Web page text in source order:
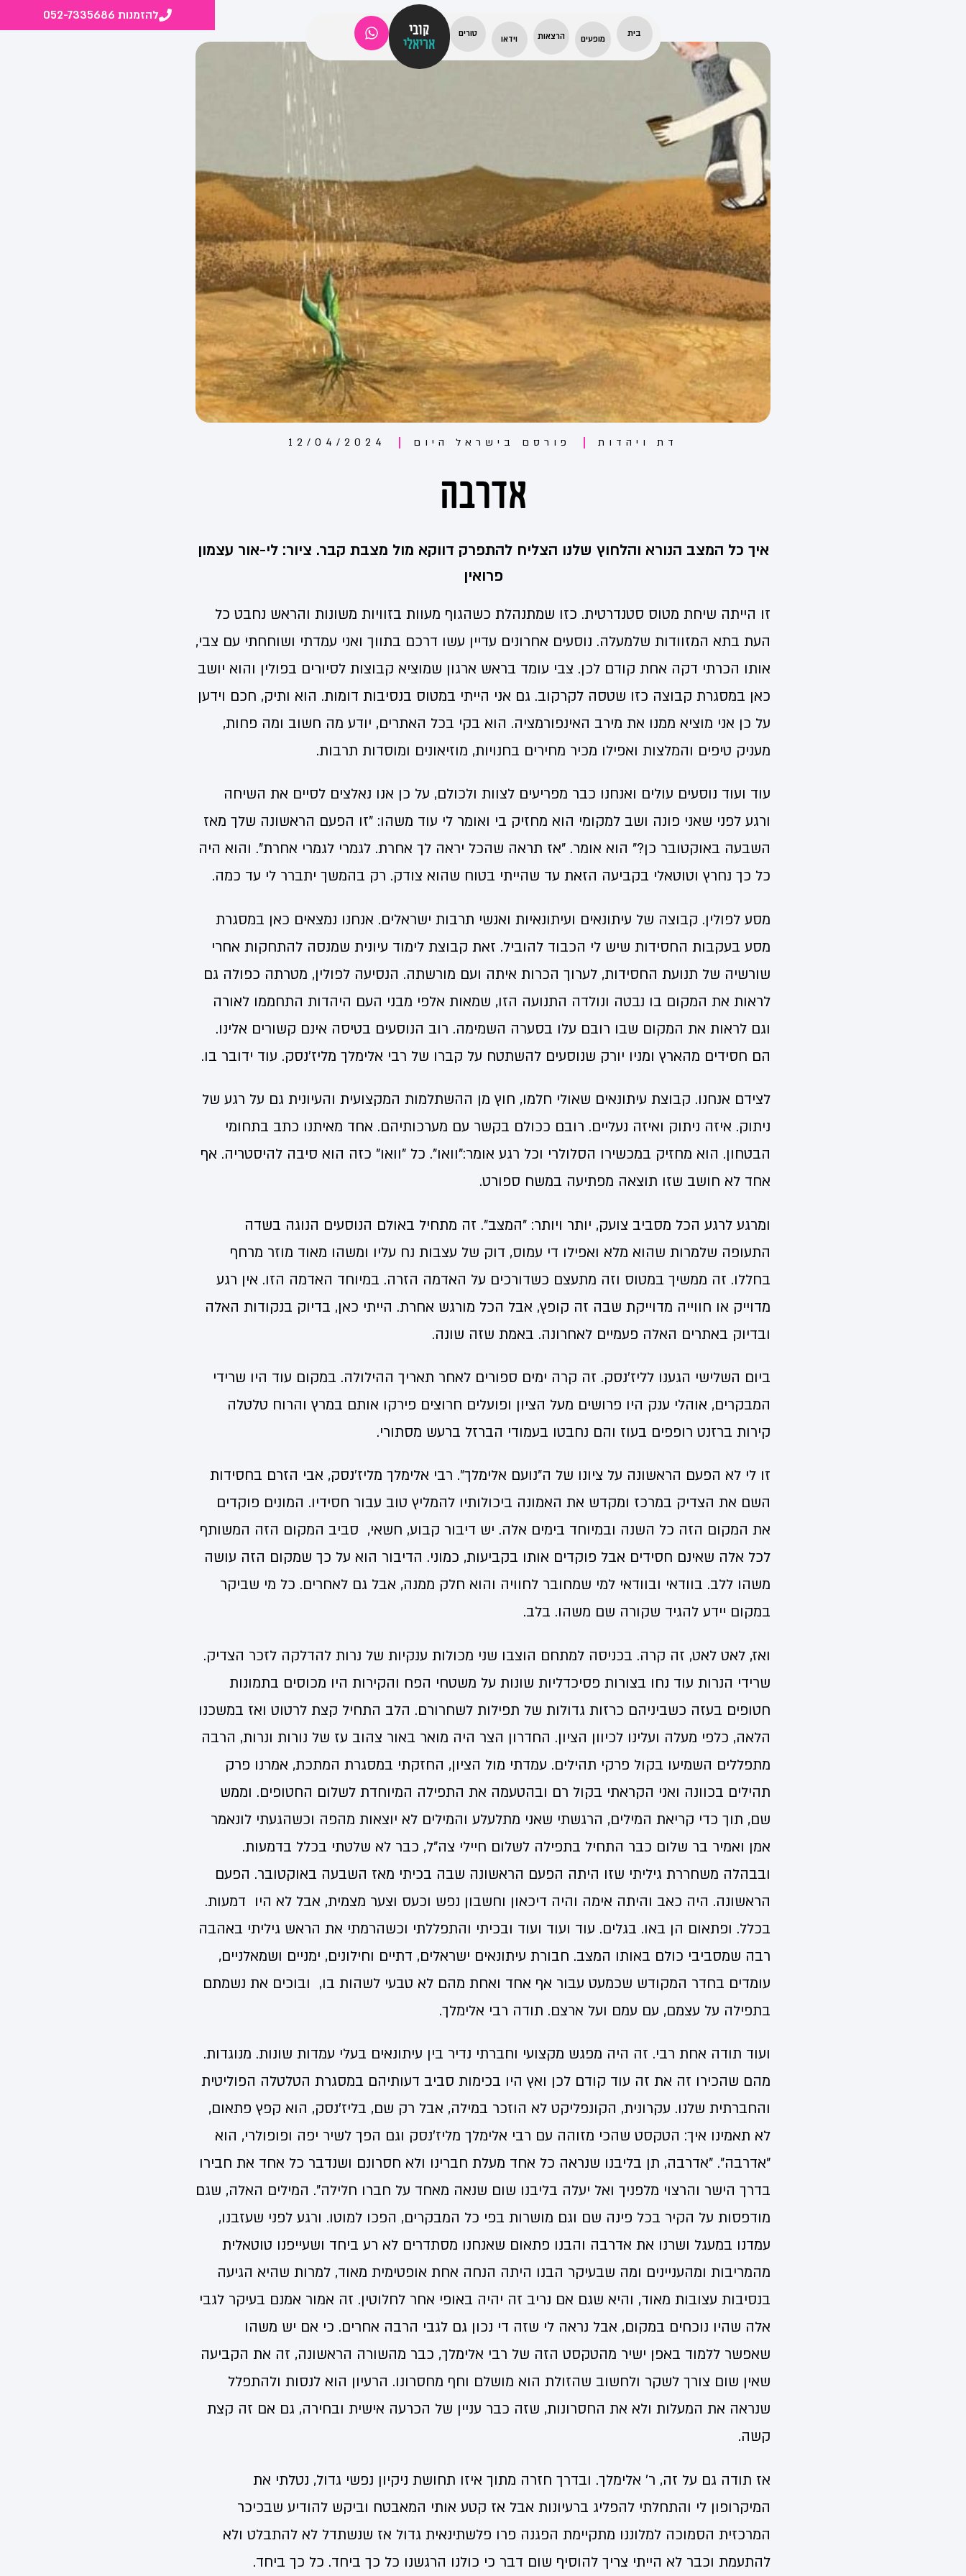
בית
מופעים הרצאות וידאו
טורים
קובי
אריאלי
להזמנות 052-7335686
דת ויהדות פורסם ב ישראל היום 12/04/2024
אדרבה
איך כל המצב הנורא והלחוץ שלנו הצליח להתפרק דווקא מול מצבת קבר. ציור: לי-אור עצמון
פרואין
זו הייתה שיחת מטוס סטנדרטית. כזו שמתנהלת כשהגוף מעוות בזוויות משונות והראש נחבט כל
העת בתא המזוודות שלמעלה. נוסעים אחרונים עדיין עשו דרכם בתווך ואני עמדתי ושוחחתי עם צבי,
אותו הכרתי דקה אחת קודם לכן. צבי עומד בראש ארגון שמוציא קבוצות לסיורים בפולין והוא יושב
כאן במסגרת קבוצה כזו שטסה לקרקוב. גם אני הייתי במטוס בנסיבות דומות. הוא ותיק, חכם וידען
על כן אני מוציא ממנו את מירב האינפורמציה. הוא בקי בכל האתרים, יודע מה חשוב ומה פחות,
מעניק טיפים והמלצות ואפילו מכיר מחירים בחנויות, מוזיאונים ומוסדות תרבות.
עוד ועוד נוסעים עולים ואנחנו כבר מפריעים לצוות ולכולם, על כן אנו נאלצים לסיים את השיחה
ורגע לפני שאני פונה ושב למקומי הוא מחזיק בי ואומר לי עוד משהו: "זו הפעם הראשונה שלך מאז
השבעה באוקטובר כן?" הוא אומר. "אז תראה שהכל יראה לך אחרת. לגמרי לגמרי אחרת". והוא היה
כל כך נחרץ וטוטאלי בקביעה הזאת עד שהייתי בטוח שהוא צודק. רק בהמשך יתברר לי עד כמה.
מסע לפולין. קבוצה של עיתונאים ועיתונאיות ואנשי תרבות ישראלים. אנחנו נמצאים כאן במסגרת
מסע בעקבות החסידות שיש לי הכבוד להוביל. זאת קבוצת לימוד עיונית שמנסה להתחקות אחרי
שורשיה של תנועת החסידות, לערוך הכרות איתה ועם מורשתה. הנסיעה לפולין, מטרתה כפולה גם
לראות את המקום בו נבטה ונולדה התנועה הזו, שמאות אלפי מבני העם היהדות התחממו לאורה
וגם לראות את המקום שבו רובם עלו בסערה השמימה. רוב הנוסעים בטיסה אינם קשורים אלינו.
הם חסידים מהארץ ומניו יורק שנוסעים להשתטח על קברו של רבי אלימלך מליז'נסק. עוד ידובר בו.
לצידם אנחנו. קבוצת עיתונאים שאולי חלמו, חוץ מן ההשתלמות המקצועית והעיונית גם על רגע של
ניתוק. איזה ניתוק ואיזה נעליים. רובם ככולם בקשר עם מערכותיהם. אחד מאיתנו כתב בתחומי
הבטחון. הוא מחזיק במכשירו הסלולרי וכל רגע אומר:"וואו". כל "וואו" כזה הוא סיבה להיסטריה. אף
אחד לא חושב שזו תוצאה מפתיעה במשח ספורט.
ומרגע לרגע הכל מסביב צועק, יותר ויותר: "המצב". זה מתחיל באולם הנוסעים הנוגה בשדה
התעופה שלמרות שהוא מלא ואפילו די עמוס, דוק של עצבות נח עליו ומשהו מאוד מוזר מרחף
בחללו. זה ממשיך במטוס וזה מתעצם כשדורכים על האדמה הזרה. במיוחד האדמה הזו. אין רגע
מדוייק או חווייה מדוייקת שבה זה קופץ, אבל הכל מורגש אחרת. הייתי כאן, בדיוק בנקודות האלה
ובדיוק באתרים האלה פעמיים לאחרונה. באמת שזה שונה.
ביום השלישי הגענו לליז'נסק. זה קרה ימים ספורים לאחר תאריך ההילולה. במקום עוד היו שרידי
המבקרים, אוהלי ענק היו פרושים מעל הציון ופועלים חרוצים פירקו אותם במרץ והרוח טלטלה
קירות ברזנט רופפים בעוז והם נחבטו בעמודי הברזל ברעש מסתורי.
זו לי לא הפעם הראשונה על ציונו של ה"נועם אלימלך". רבי אלימלך מליז'נסק, אבי הזרם בחסידות
השם את הצדיק במרכז ומקדש את האמונה ביכולותיו להמליץ טוב עבור חסידיו. המונים פוקדים
את המקום הזה כל השנה ובמיוחד בימים אלה. יש דיבור קבוע, חשאי, סביב המקום הזה המשותף
לכל אלה שאינם חסידים אבל פוקדים אותו בקביעות, כמוני. הדיבור הוא על כך שמקום הזה עושה
משהו ללב. בוודאי ובוודאי למי שמחובר לחוויה והוא חלק ממנה, אבל גם לאחרים. כל מי שביקר
במקום יידע להגיד שקורה שם משהו. בלב.
ואז, לאט לאט, זה קרה. בכניסה למתחם הוצבו שני מכולות ענקיות של נרות להדלקה לזכר הצדיק.
שרידי הנרות עוד נחו בצורות פסיכדליות שונות על משטחי הפח והקירות היו מכוסים בתמונות
חטופים בעזה כשביניהם כרזות גדולות של תפילות לשחרורם. הלב התחיל קצת לרטוט ואז במשכנו
הלאה, כלפי מעלה ועלינו לכיוון הציון. החדרון הצר היה מואר באור צהוב עז של נורות ונרות, הרבה
מתפללים השמיעו בקול פרקי תהילים. עמדתי מול הציון, החזקתי במסגרת המתכת, אמרנו פרק
תהילים בכוונה ואני הקראתי בקול רם ובהטעמה את התפילה המיוחדת לשלום החטופים. וממש
שם, תוך כדי קריאת המילים, הרגשתי שאני מתלעלע והמילים לא יוצאות מהפה וכשהגעתי לונאמר
אמן ואמיר בר שלום כבר התחיל בתפילה לשלום חיילי צה"ל, כבר לא שלטתי בכלל בדמעות.
ובבהלה משחררת גיליתי שזו היתה הפעם הראשונה שבה בכיתי מאז השבעה באוקטובר. הפעם
הראשונה. היה כאב והיתה אימה והיה דיכאון וחשבון נפש וכעס וצער מצמית, אבל לא היו דמעות.
בכלל. ופתאום הן באו. בגלים. עוד ועוד ועוד ובכיתי והתפללתי וכשהרמתי את הראש גיליתי באהבה
רבה שמסביבי כולם באותו המצב. חבורת עיתונאים ישראלים, דתיים וחילונים, ימניים ושמאלניים,
עומדים בחדר המקודש שכמעט עבור אף אחד ואחת מהם לא טבעי לשהות בו, ובוכים את נשמתם
בתפילה על עצמם, עם עמם ועל ארצם. תודה רבי אלימלך.
ועוד תודה אחת רבי. זה היה מפגש מקצועי וחברתי נדיר בין עיתונאים בעלי עמדות שונות. מנוגדות.
מהם שהכירו זה את זה עוד קודם לכן ואץ היו בכימות סביב דעותיהם במסגרת הטלטלה הפוליטית
והחברתית שלנו. עקרונית, הקונפליקט לא הוזכר במילה, אבל רק שם, בליז'נסק, הוא קפץ פתאום,
לא תאמינו איך: הטקסט שהכי מזוהה עם רבי אלימלך מליז'נסק וגם הפך לשיר יפה ופופולרי, הוא
"אדרבה". "אדרבה, תן בליבנו שנראה כל אחד מעלת חברינו ולא חסרונם ושנדבר כל אחד את חבירו
בדרך הישר והרצוי מלפניך ואל יעלה בליבנו שום שנאה מאחד על חברו חלילה". המילים האלה, שגם
מודפסות על הקיר בכל פינה שם וגם מושרות בפי כל המבקרים, הפכו למוטו. ורגע לפני שעזבנו,
עמדנו במעגל ושרנו את אדרבה והבנו פתאום שאנחנו מסתדרים לא רע ביחד ושעייפנו טוטאלית
מהמריבות ומהעניינים ומה שבעיקר הבנו היתה הנחה אחת אופטימית מאוד, למרות שהיא הגיעה
בנסיבות עצובות מאוד, והיא שגם אם נריב זה יהיה באופי אחר לחלוטין. זה אמור אמנם בעיקר לגבי
אלה שהיו נוכחים במקום, אבל נראה לי שזה די נכון גם לגבי הרבה אחרים. כי אם יש משהו
שאפשר ללמוד באפן ישיר מהטקסט הזה של רבי אלימלך, כבר מהשורה הראשונה, זה את הקביעה
שאין שום צורך לשקר ולחשוב שהזולת הוא מושלם וחף מחסרונו. הרעיון הוא לנסות ולהתפלל
שנראה את המעלות ולא את החסרונות, שזה כבר עניין של הכרעה אישית ובחירה, גם אם זה קצת
קשה.
אז תודה גם על זה, ר' אלימלך. ובדרך חזרה מתוך איזו תחושת ניקיון נפשי גדול, נטלתי את
המיקרופון לי והתחלתי להפליג ברעיונות אבל אז קטע אותי המאבטח וביקש להודיע שבכיכר
המרכזית הסמוכה למלוננו מתקיימת הפגנה פרו פלשתינאית גדול אז שנשתדל לא להתבלט ולא
להתעמת וכבר לא הייתי צריך להוסיף שום דבר כי כולנו הרגשנו כל כך ביחד. כל כך ביחד.